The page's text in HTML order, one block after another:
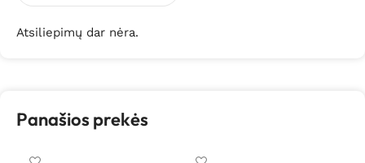
Atsiliepimų dar nėra.
Panašios prekės